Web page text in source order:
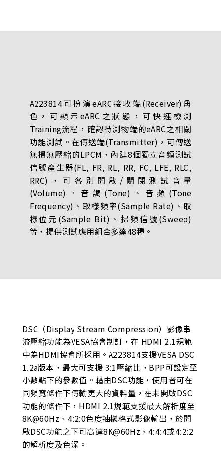
A223814可扮演eARC接收端(Receiver)角
色，可顯示eARC之狀態，可快速檢測
Training流程，確認待測物端的eARC之相關
功能測試。在傳送端(Transmitter)，可傳送
無損無壓縮的LPCM，內建8個獨立音頻測試
信號產生器(FL, FR, RL, RR, FC, LFE, RLC,
RRC)，可各別開啟/關閉測試音量
(Volume)、音調(Tone)、音頻(Tone
Frequency)、取樣頻率(Sample Rate)、取
樣位元(Sample Bit)、掃頻信號(Sweep)
等，提供測試應用組合多達48種。
DSC（Display Stream Compression）影像串
流壓縮功能為VESA協會制訂，在 HDMI 2.1規範
中為HDMI協會所採用。A223814支援VESA DSC
1.2a版本，最大可支援 3:1壓縮比，BPP可設定至
小數點下的參數值。藉由DSC功能，使用者可在
同頻寬條件下傳輸更大的資料量，在未開啟DSC
功能的條件下，HDMI 2.1規範支援最大解析度至
8K@60Hz、4:2:0色度抽樣格式影像輸出，於開
啟DSC功能之下可高達8K@60Hz、4:4:4或4:2:2
的解析度及色深。